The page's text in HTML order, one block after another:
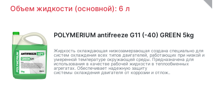
Объем жидкости (основной): 6 л
POLYMERIUM antifreeze G11 (-40) GREEN 5kg
Жидкость охлаждающая низкозамерзающая создана специально для
систем охлаждения всех типов двигателей, работающих при низкой и
умеренной температуре окружающей среды. Предназначена для
использования в качестве рабочей жидкости в теплообменных
агрегатах. Обеспечивает надежную защиту
системы охлаждения двигателя от коррозии и отлож..